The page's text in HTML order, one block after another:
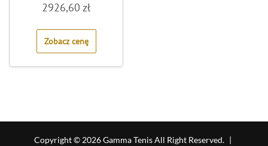
0
5
2926,60zł
Zobacz cenę
Copyright © 2026 Gamma Tenis All Right Reserved. |